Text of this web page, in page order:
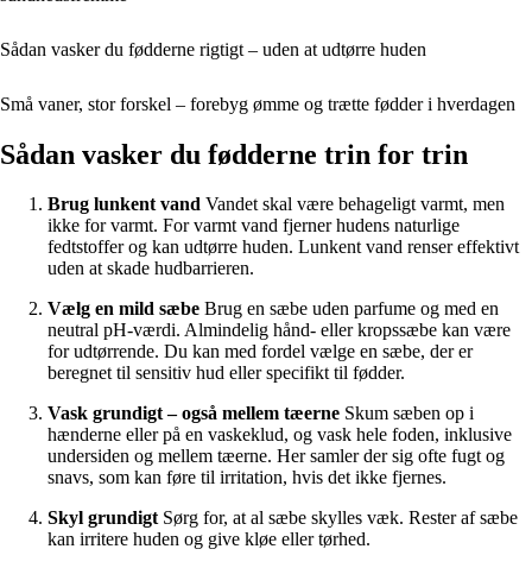
Sådan vasker du fødderne rigtigt – uden at udtørre huden
Små vaner, stor forskel – forebyg ømme og trætte fødder i hverdagen
Sådan vasker du fødderne trin for trin
Brug lunkent vand Vandet skal være behageligt varmt, men
ikke for varmt. For varmt vand fjerner hudens naturlige
fedtstoffer og kan udtørre huden. Lunkent vand renser effektivt
uden at skade hudbarrieren.
Vælg en mild sæbe Brug en sæbe uden parfume og med en
neutral pH-værdi. Almindelig hånd- eller kropssæbe kan være
for udtørrende. Du kan med fordel vælge en sæbe, der er
beregnet til sensitiv hud eller specifikt til fødder.
Vask grundigt – også mellem tæerne Skum sæben op i
hænderne eller på en vaskeklud, og vask hele foden, inklusive
undersiden og mellem tæerne. Her samler der sig ofte fugt og
snavs, som kan føre til irritation, hvis det ikke fjernes.
Skyl grundigtSørg for, at al sæbe skylles væk. Rester af sæbe
kan irritere huden og give kløe eller tørhed.